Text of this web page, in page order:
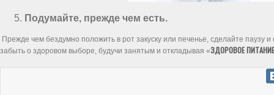
Подумайте, прежде чем есть.
Прежде чем бездумно положить в рот закуску или печенье, сделайте паузу
забыть о здоровом выборе, будучи занятым и откладывая «ЗДОРОВОЕ ПИТАНИЕ